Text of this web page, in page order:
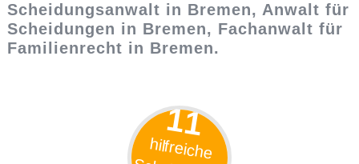
Scheidungsanwalt in Bremen, Anwalt für
Scheidungen in Bremen, Fachanwalt für
Familienrecht in Bremen.
11
hilfreiche
cheidungs-